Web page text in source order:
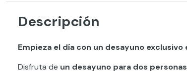
Descripción
Empieza el día con un desayuno
Disfruta de un desayuno para dos